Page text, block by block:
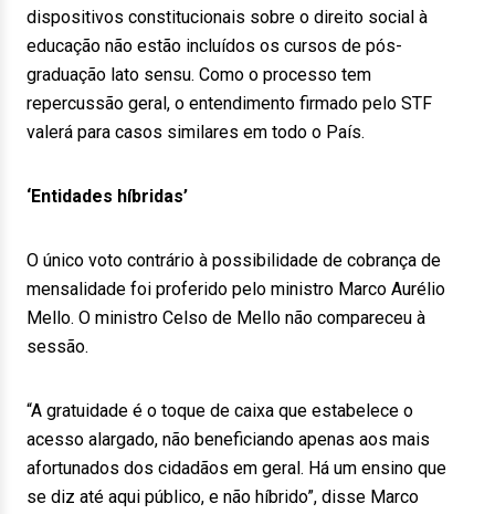
dispositivos constitucionais sobre o direito social à
educação não estão incluídos os cursos de pós-
graduação lato sensu. Como o processo tem
repercussão geral, o entendimento firmado pelo STF
valerá para casos similares em todo o País.
‘Entidades híbridas’
O único voto contrário à possibilidade de cobrança de
mensalidade foi proferido pelo ministro Marco Aurélio
Mello. O ministro Celso de Mello não compareceu à
sessão.
“A gratuidade é o toque de caixa que estabelece o
acesso alargado, não beneficiando apenas aos mais
afortunados dos cidadãos em geral. Há um ensino que
se diz até aqui público, e não híbrido”, disse Marco